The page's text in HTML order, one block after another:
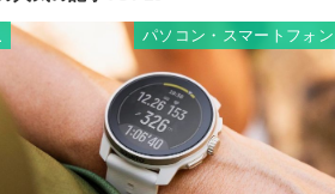
パソコン・スマートフォン